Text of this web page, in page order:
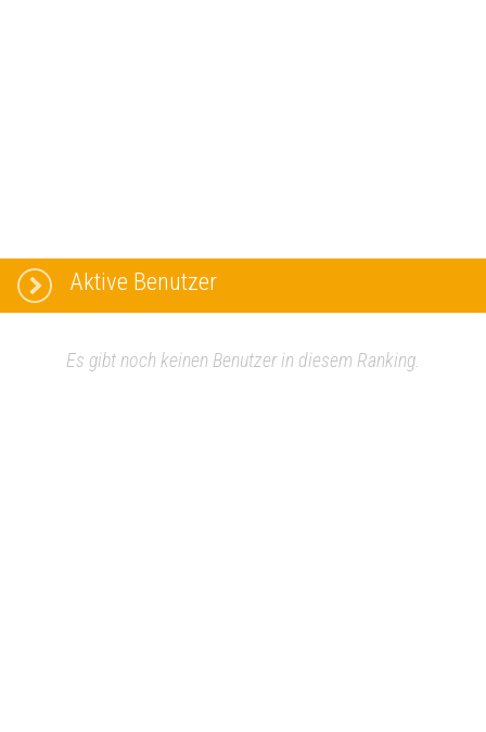
Aktive Benutzer
Es gibt noch keinen Benutzer in diesem Ranking.